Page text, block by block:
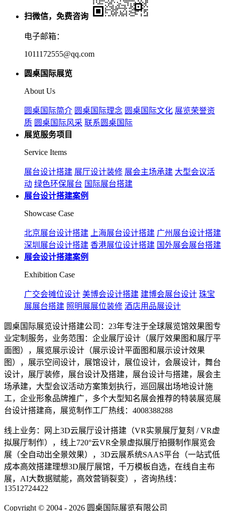
扫微信，免费咨询
电子邮箱：
1011172555@qq.com
圆桌国际展览
About Us
圆桌国际简介 圆桌国际理念 圆桌国际文化 展览荣誉资
质 圆桌国际风采 联系圆桌国际
展览服务项目
Service Items
展台设计搭建 展厅设计装修 展会主场承建 大型会议活
动 绿色环保展台 国际展台搭建
展台设计搭建案例
Showcase Case
北京展台设计搭建 上海展台设计搭建 广州展台设计搭建
深圳展台设计搭建 香港展位设计搭建 国外展会展台搭建
展会设计搭建案例
Exhibition Case
广交会摊位设计 美博会设计搭建 建博会展台设计 珠宝
展展台搭建 照明展展位装修 酒店用品展设计
圆桌国际展览设计搭建公司：23年专注于全球展览馆效果图专
业定制服务，业务范围：企业展厅设计（展厅效果图和展厅平
面图），展览展示设计（展示设计平面图和展示设计效果
图），展示空间设计，展馆设计，展位设计，会展设计，舞台
设计，展厅装修，展台设计及搭建，展台设计与搭建，展会主
场承建，大型会议活动方案策划执行，巡回展出场地设计施
工，企业形象品牌推广，多个大型知名展会推荐的特装展览展
台设计搭建商，展览制作工厂热线：4008388288
线上业务：网上3D云展厅设计搭建（VR实景展厅复刻 / VR虚
拟展厅制作），线上720°云VR全景虚拟展厅拍摄制作展览会
展（全自动出全景效果），3D云展系统SAAS平台（一站式低
成本高效搭建理想3D展厅展馆，千万模板自选，在线自主布
展，AI大数据赋能，高效营销裂变），咨询热线：
13512724422
Copyright © 2004 - 2026 圆桌国际展览有限公司